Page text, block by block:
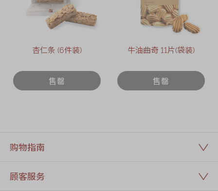
杏仁条 (6件装)
售罄
牛油曲奇 11片(袋装)
售罄
购物指南
顾客服务